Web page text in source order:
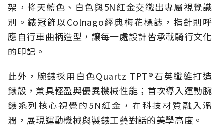
架，將天藍色、白色與5N紅金交織出專屬視覺識
別。錶冠飾以Colnago經典梅花標誌，指針則呼
應自行車曲柄造型，讓每一處設計皆承載騎行文化
的印記。
此外，腕錶採用白色Quartz TPT®石英纖維打造
錶殼，兼具輕盈與優異機械性能；首次導入運動腕
錶系列核心視覺的5N紅金，在科技材質融入溫
潤，展現運動機械與製錶工藝對話的美學高度。